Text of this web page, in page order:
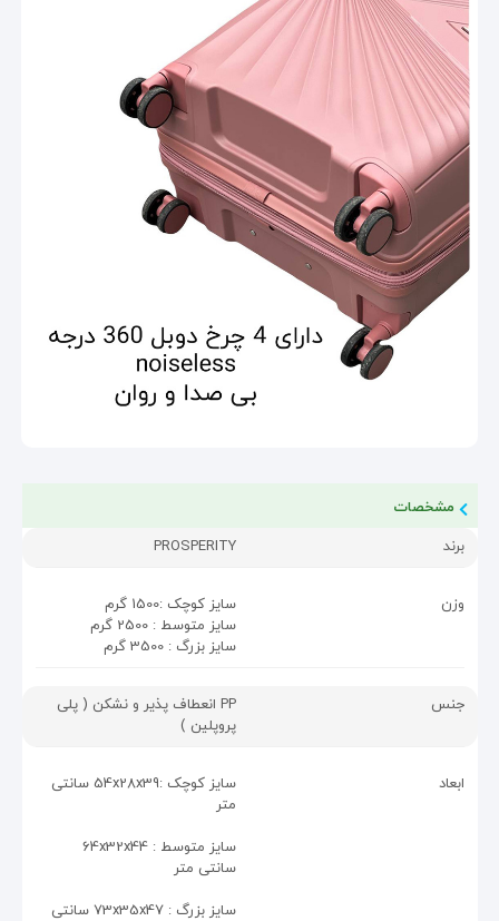
مشخصات
برند
PROSPERITY
وزن
سایز کوچک :1500 گرم
سایز متوسط : 2500 گرم
سایز بزرگ : 3500 گرم
جنس
PP انعطاف پذیر و نشکن ( پلی
پروپلین )
ابعاد
سایز کوچک :54x28x39 سانتی
متر
سایز متوسط : 64x32x44
سانتی متر
سایز بزرگ : 73x35x47 سانتی